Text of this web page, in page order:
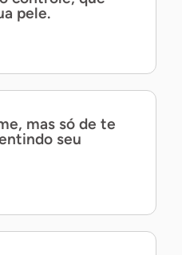
pele.
mas só de te
seu